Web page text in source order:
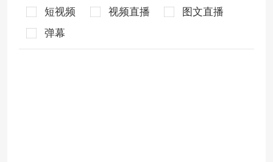
短视频 视频直播
图文直播
弹幕